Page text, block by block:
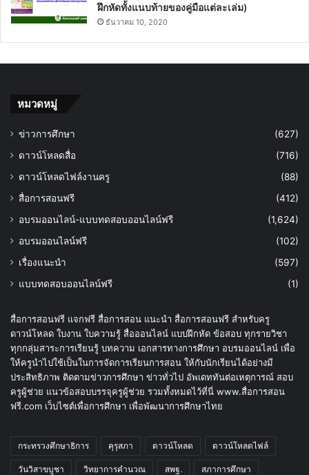
ฝึกหัดทั้งแนบท้ายของคู่มือแต่ละเล่ม)
ธันวาคม 10, 2020
หมวดหมู่
ข่าวการศึกษา
(627)
ดาวน์โหลดสื่อ
(716)
ดาวน์โหลดไฟล์งานครู
(88)
สื่อการสอนฟรี
(412)
อบรมออนไลน์-แบบทดสอบออนไลน์ฟรี
(1,624)
อบรมออนไลน์ฟรี
(102)
เรื่องแนะนำ
(597)
แบบทดสอบออนไลน์ฟรี
(1)
สื่อการสอนฟรี แจกฟรี สื่อการสอน แนะนำ สื่อการสอนฟรี สำหรับครู
ดาวน์โหลด ใบงาน ใบความรู้ สื่อออนไลน์ แบบฝึกหัด ข้อสอบ ทุกรายวิชา
ทุกกลุ่มสาระการเรียนรู้ บทความ เอกสารทางการศึกษา อบรมออนไลน์ เพื่อ
ให้ครูนำไปใช้เป็นในการจัดการเรียนการสอน ให้กับนักเรียนได้อย่างมี
ประสิทธิภาพ ติดตามข่าวการศึกษา ข่าวทั่วไป อัพเดททันต่อเหตุการณ์ สอบ
ครูผู้ช่วย แนวข้อสอบบรรจุครูผู้ช่วย รวมทั้งหมดไว้ที่นี่ www.สื่อการสอน
ฟรี.com เว็บไซต์เพื่อการศึกษา เพื่อพัฒนาการศึกษาไทย
กระทรวงศึกษาธิการ คุรุสภา ดาวน์โหลด ดาวน์โหลดไฟล์
วันวิสาขบูชา วิทยาการคำนวณ สพฐ. สภาการศึกษา